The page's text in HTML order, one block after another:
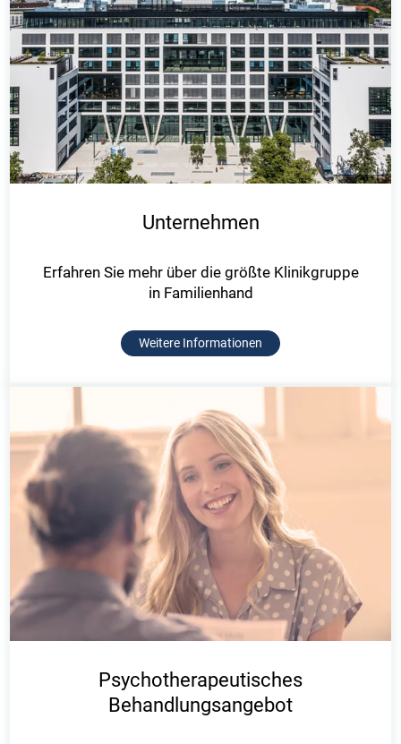
Unternehmen
Erfahren Sie mehr über die größte Klinikgruppe
in Familienhand
Weitere Informationen
Psychotherapeutisches
Behandlungsangebot